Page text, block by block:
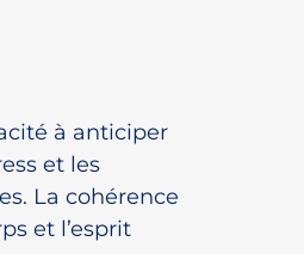
à anticiper
et les
La cohérence
et l’esprit